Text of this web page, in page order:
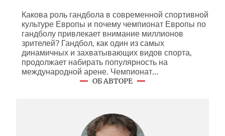
Какова роль гандбола в современной спортивной
культуре Европы и почему чемпионат Европы по
гандболу привлекает внимание миллионов
зрителей? Гандбол, как один из самых
динамичных и захватывающих видов спорта,
продолжает набирать популярность на
международной арене. Чемпионат…
ОБ АВТОРЕ